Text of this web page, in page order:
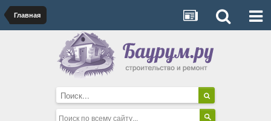
Главная